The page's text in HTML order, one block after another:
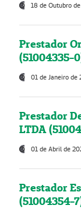
18 de Outubro
Prestador
(51004335-
01 de Janeiro de
Prestador
LTDA
01 de Abril de
Prestador
(51004354-